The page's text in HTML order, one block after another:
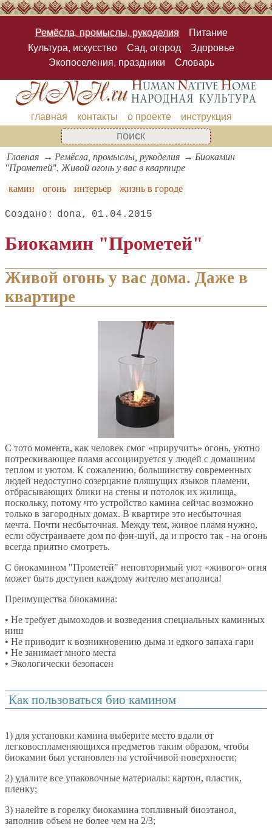
Ремёсла, промыслы, рукоделия
Питание
Культура, искусство
Сад, огород
Здоровье
Экопоселения, праздники
Словарь
главная контакты о проекте инструкция
Главная Ремёсла, промыслы, рукоделия
Биокамин
"Прометей". Живой огонь у вас в квартире
камин
огонь интерьер жизнь в городе
dona 01.04.2015
Биокамин "Прометей"
Живой огонь у вас дома. Даже в
квартире
С тото момента, как человек смог «приручить» огонь, уютно
потрескивающее пламя ассоциируется у людей с домашним
теплом и уютом. К сожалению, большинству современных
людей недоступно созерцание пляшущих языков пламени,
отбрасывающих блики на стены и потолок их жилища,
поскольку, потому что устройство камина сейчас возможно
только в загородных домах. В квартире это несбыточная
мечта. Почти несбыточная. Между тем, живое пламя нужно,
если обустраиваете дом по фэн-шуй, да и просто так - на огонь
всегда приятно смотреть.
С биокамином "Прометей" неповторимый уют «живого» огня
может быть доступен каждому жителю мегаполиса!
Преимущества биокамина:
• Не требует дымоходов и возведения специальных каминных
ниш
• Не приводит к возникновению дыма и едкого запаха гари
• Не занимает много места
• Экологически безопасен
Как пользоваться био камином
1) для установки камина выберите место вдали от
легковоспламеняющихся предметов таким образом, чтобы
биокамин был установлен на устойчивой поверхности;
2) удалите все упаковочные материалы: картон, пластик,
пленку;
3) налейте в горелку биокамина топливный биоэтанол,
заполнив объем не более чем на 2/3;